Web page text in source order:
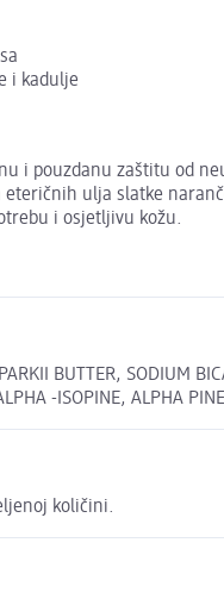
i kadulje
i pouzdanu zaštitu od
ulja slatke
i osjetljivu kožu.
BUTTER, SODIUM
ALPHA -ISOPINE,
količini.